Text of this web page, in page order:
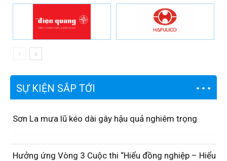
SỰ KIỆN SẮP TỚI
Sơn La mưa lũ kéo dài gây hậu quả nghiêm trọng
Hưởng ứng Vòng 3 Cuộc thi “Hiểu đồng nghiệp – Hiểu